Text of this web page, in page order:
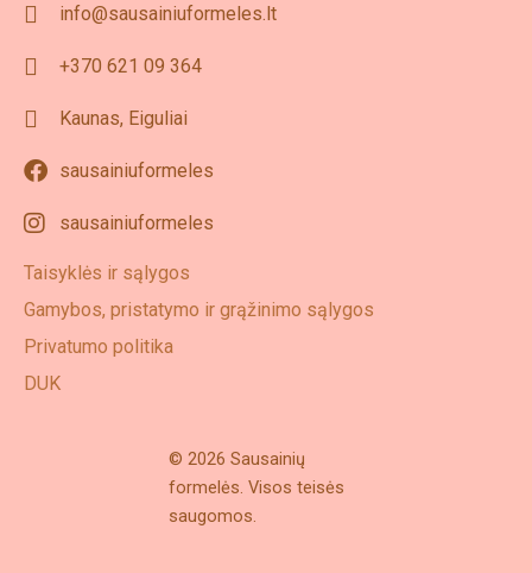
info@sausainiuformeles.lt
+370 621 09 364
Kaunas, Eiguliai
sausainiuformeles
sausainiuformeles
Taisyklės ir sąlygos
Gamybos, pristatymo ir grąžinimo sąlygos
Privatumo politika
DUK
© 2026 Sausainių
formelės. Visos teisės
saugomos.